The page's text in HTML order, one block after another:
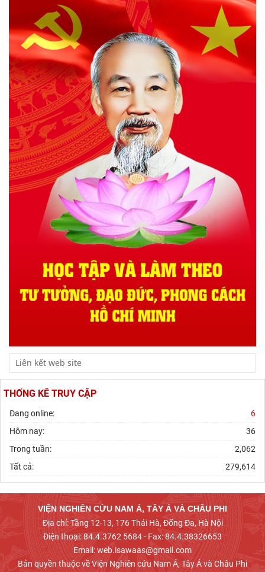
việc tại Viện Khoa học Kinh tế và Xã hội
Thông báo Kết luận của đồng chí Tổng Bí thư, Chủ tịch nước Tô
Lâm tại Phiên họp Ban Chỉ đạo Trung
Phát triển kinh tế xanh ở một số quốc gia Nam Á trong bối
cảnh biến đổi khí hậu
THỐNG KÊ TRUY CẬP
Đang online:
6
Hôm nay:
36
Trong tuần:
2,062
Tất cả:
279,614
VIỆN NGHIÊN CỨU NAM Á, TÂY Á VÀ CHÂU PHI
Địa chỉ: Tầng 12-13, 176 Thái Hà, Đống Đa, Hà Nội
Điện thoại: 84.4.3762 5684 - Fax: 84.4.38326653
Email: web.isawaas@gmail.com
Bản quyền thuộc về Viện Nghiên cứu Nam Á, Tây Á và Châu Phi